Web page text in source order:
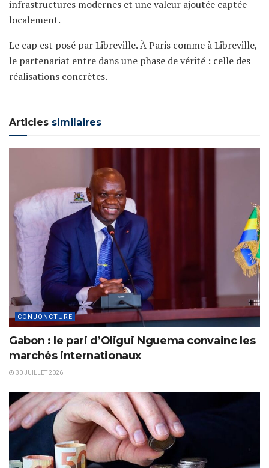
infrastructures modernes et une valeur ajoutée captée
localement.
Le cap est posé par Libreville. À Paris comme à Libreville,
le partenariat entre dans une phase de vérité : celle des
réalisations concrètes.
Articles similaires
CONJONCTURE
Gabon : le pari d’Oligui Nguema convainc les
marchés internationaux
30 JUILLET 2026